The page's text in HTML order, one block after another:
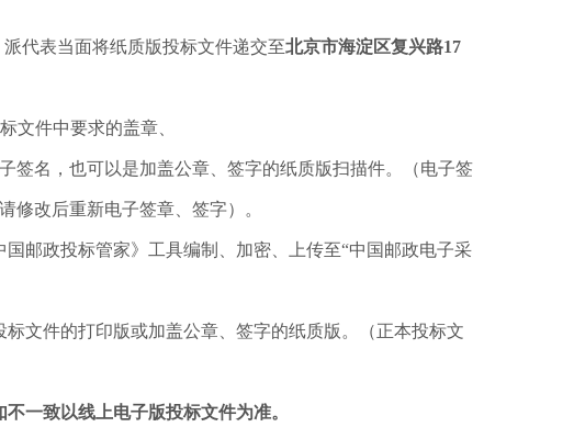
派代表当面将纸质版投标文件递交至北京市海淀区复兴路17
文件中要求的盖章、
签名，也可以是加盖公章、签字的纸质版扫描件。（电子签
修改后重新电子签章、签字）。
邮政投标管家》工具编制、加密、上传至“中国邮政电子采
文件的打印版或加盖公章、签字的纸质版。（正本投标文
一致以线上电子版投标文件为准。